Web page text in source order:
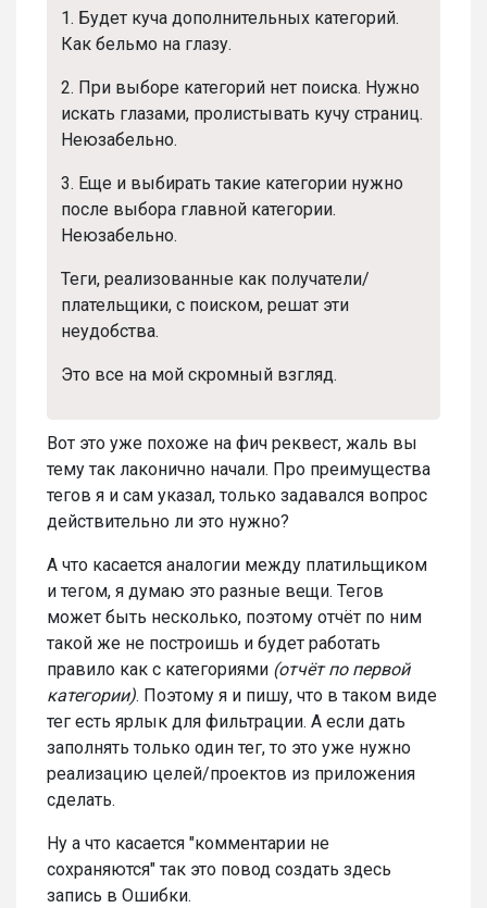
1. Будет куча дополнительных категорий.
Как бельмо на глазу.
2. Привыборе категорий нет поиска. Нужно
искать глазами, пролистывать кучу страниц.
Неюзабельно.
3. Еще и выбирать такие категории нужно
после выбора главной категории.
Неюзабельно.
Теги, реализованные как получатели/
плательщики, с поиском, решат эти
неудобства.
Это все на мой скромный взгляд.
Вот это уже похоже на фич реквест, жаль вы
тему так лаконично начали. Про преимущества
тегов я и сам указал, только задавался вопрос
действительно ли это нужно?
А что касается аналогии между платильщиком
и тегом, я думаю это разные вещи. Тегов
может быть несколько, поэтому отчёт по ним
такой же не построишь и будет работать
правило как с категориями (отчёт по первой
категории). Поэтому я и пишу, что в таком виде
тег есть ярлык для фильтрации. А если дать
заполнять только один тег, то это уже нужно
реализацию целей/проектов из приложения
сделать.
Ну а что касается "комментарии не
сохраняются" так это повод создать здесь
запись в Ошибки.